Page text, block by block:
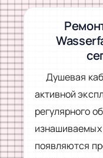
Душевая
активной
регулярного
появляются